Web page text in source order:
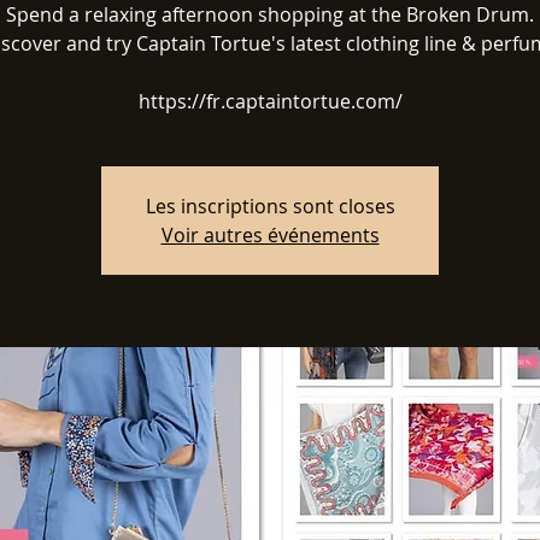
Spend a relaxing afternoon shopping at the Broken Drum.
and try Captain Tortue's latest clothing line &
https://fr.captaintortue.com/
Les inscriptions sont closes
Voir autres événements